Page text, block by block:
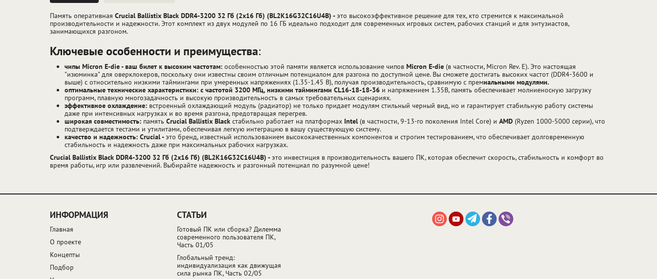
Память оперативная Crucial Ballistix Black DDR4-3200 32 Гб (2x16 Гб) (BL2K16G32C16U4B) -это высокоэффективное решение для тех, кто стремится к максимальной
производительности и надежности. Этот комплект из двух модулей по 16 ГБ идеально подходит для современных игровых систем, рабочих станций и для энтузиастов,
занимающихся разгоном.
Ключевые особенности и преимущества:
чипы Micron E-die - ваш билет к высоким частотам: особенностью этой памяти является использование чипов Micron E-die (в частности, Micron Rev. E). Это настоящая
"изюминка" для оверклокеров, поскольку они известны своим отличным потенциалом для разгона по доступной цене. Вы сможете достигать высоких частот (DDR4-3600 и
выше) с относительно низкими таймингами при умеренных напряжениях (1.35-1.45 В), получая производительность, сравнимую с премиальными модулями.
оптимальные технические характеристики: с частотой 3200 МГц, низкими таймингами CL16-18-18-36 и напряжением 1.35В, память обеспечивает молниеносную загрузку
программ, плавную многозадачность и высокую производительность в самых требовательных сценариях.
эффективное охлаждение: встроенный охлаждающий модуль (радиатор) не только придает модулям стильный черный вид, но и гарантирует стабильную работу системы
даже при интенсивных нагрузках и во время разгона, предотвращая перегрев.
широкая совместимость: память Crucial Ballistix Black стабильно работает на платформах Intel (в частности, 9-13-го поколения Intel Core) и AMD (Ryzen 1000-5000 серии), что
подтверждается тестами и утилитами, обеспечивая легкую интеграцию в вашу существующую систему.
качество и надежность: Crucial -это бренд, известный использованием высококачественных компонентов и строгим тестированием, что обеспечивает долговременную
стабильность и надежность даже при максимальных рабочих нагрузках.
Crucial Ballistix Black DDR4-3200 32 Гб (2x16 Гб) (BL2K16G32C16U4B) -это инвестиция в производительность вашего ПК, которая обеспечит скорость, стабильность и комфорт во
время работы, игр или развлечений. Выбирайте надежность и разгонный потенциал по разумной цене!
ИНФОРМАЦИЯ
Главная
О проекте
Концепты
Подбор
СТАТЬИ
Готовый ПК или сборка? Дилемма
современного пользователя ПК,
Часть 01/05
Глобальный тренд:
индивидуализация как движущая
сила рынка ПК, Часть 02/05